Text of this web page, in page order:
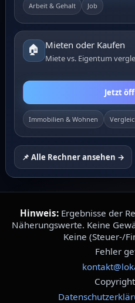
Arbeit & Gehalt Job
🏠 Mieten oder Kaufen
Miete vs. Eigentum
Jetzt
Immobilien & Wohnen
📌 Alle Rechner ansehen →
Hinweis: Ergebnisse der
Näherungswerte. Keine
Keine (Steuer-/
Fehler